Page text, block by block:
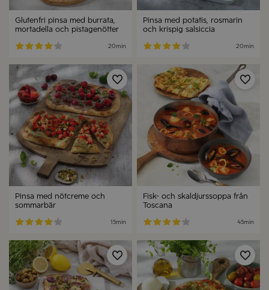
Glutenfri pinsa med burrata,
mortadella och pistagenötter
20min
Pinsa med potatis, rosmarin
och krispig salsiccia
20min
Spara
Pinsa med nötcreme och
sommarbär
15min
Fisk- och skaldjurssoppa från
Toscana
45min
Spara